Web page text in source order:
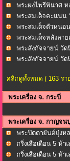
พระผงไพรีพินาศ
พระสมเด็จคะแนน
พระสมเด็จตัวหนอ
พระสมเด็จหลังลา
พระสังกัจจายน์ วั
พระสังกัจจายน์ วั
คลิกดูทั้งหมด ( 163 รา
พระเครื่อง จ. กระบี่
พระเครื่อง จ. กาญจน
พระปิดตายันต์ยุ่งห
กริ่งเสือเดือน 5 ห้าเ
กริ่งเสือเดือน 5 ห้าเ